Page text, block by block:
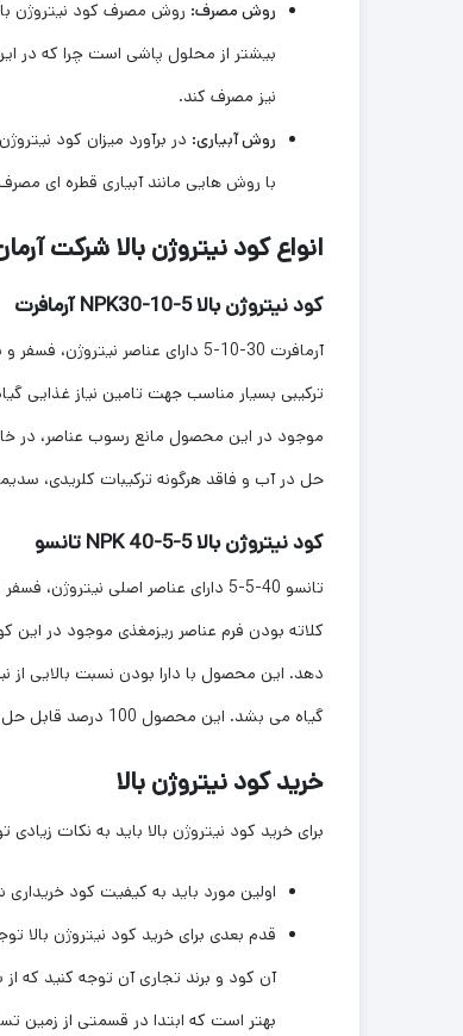
روش مصرف: روش مصرف کود نیتروژن
بیشتر از محلول پاشی است چرا که در
نیز مصرف کند.
روش آبیاری: در برآورد میزان کود
با روش هایی مانند آبیاری قطره ای
انواع کود نیتروژن بالا شرکت
کود نیتروژن بالا NPK30-10-5 آرمافرت
آرمافرت 30-10-5 دارای عناصر
ترکیبی بسیار مناسب جهت تامین نیاز غذایی
حل در آب و فاقد هرگونه ترکیبات کلریدی،
کود نیتروژن بالا NPK 40-5-5 تانسو
تانسو 40-5-5 دارای عناصر اصلی
کلاته بودن فرم عناصر ریزمغذی موجود در
دهد. این محصول با دارا بودن نسبت بالایی
گیاه می بشد. این محصول 100 درصد قابل حل در آب و فاقد هرگونه ترکیبات کلریدی، سدیمی و عناصر سنگین است.
خرید کود نیتروژن بالا
برای خرید کود نیتروژن بالا باید به نکات زیادی
اولین مورد باید به کیفیت کود
قدم بعدی برای خرید کود نیتروژن بالا
آن کود و برند تجاری آن توجه کنید که
بهتر است که ابتدا در قسمتی از زمین